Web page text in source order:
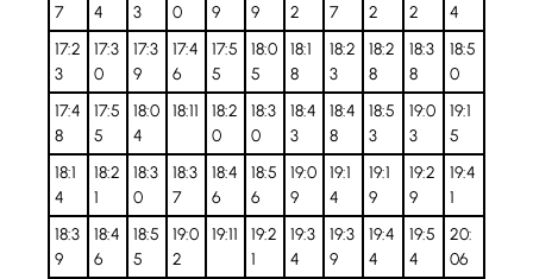
7
4
3
0
9
9
2
7
2
2
4
17:2
3
17:3
0
17:3
9
17:4
6
17:5
5
18:0
5
18:1
8
18:2
3
18:2
8
18:3
8
18:5
0
17:4
8
17:5
5
18:0
4
18:11
18:2
0
18:3
0
18:4
3
18:4
8
18:5
3
19:0
3
19:1
5
18:1
4
18:2
1
18:3
0
18:3
7
18:4
6
18:5
6
19:0
9
19:1
4
19:1
9
19:2
9
19:4
1
18:3
9
18:4
6
18:5
5
19:0
2
19:11
19:2
1
19:3
4
19:3
9
19:4
4
19:5
4
20:
06